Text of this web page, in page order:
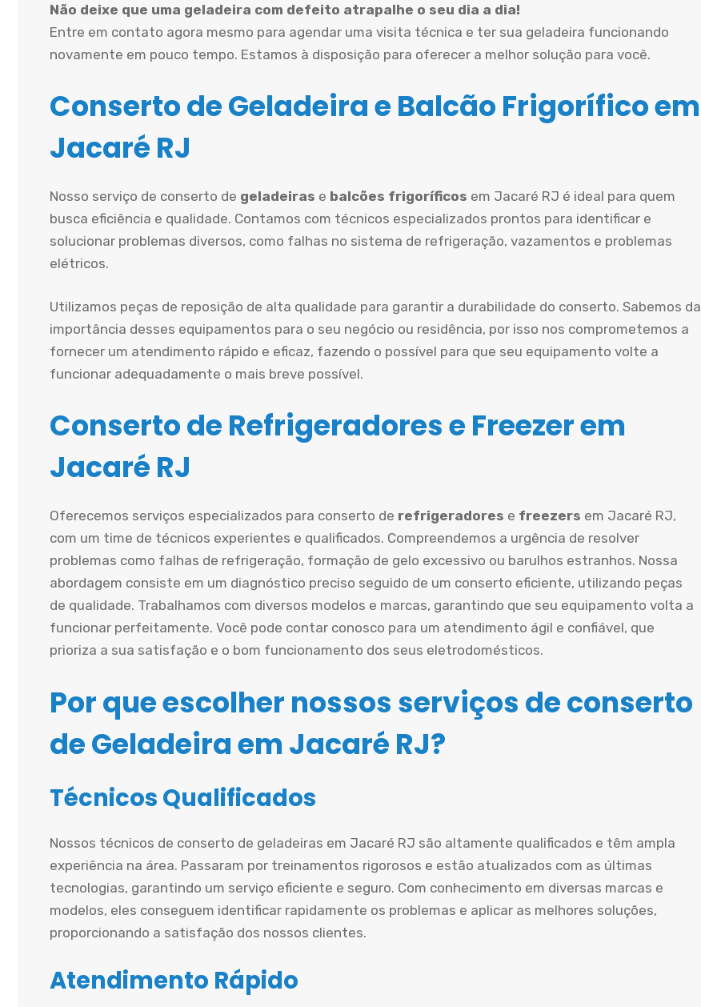
Não deixe que uma geladeira com defeito atrapalhe o seu dia a dia!
Entre em contato agora mesmo para agendar uma visita técnica e ter sua geladeira funcionando
novamente em pouco tempo. Estamos à disposição para oferecer a melhor solução para você.
Conserto de Geladeira e Balcão Frigorífico em
Jacaré RJ
Nosso serviço de conserto de geladeiras e balcões frigoríficos em Jacaré RJ é ideal para quem
busca eficiência e qualidade. Contamos com técnicos especializados prontos para identificar e
solucionar problemas diversos, como falhas no sistema de refrigeração, vazamentos e problemas
elétricos.
Utilizamos peças de reposição de alta qualidade para garantir a durabilidade do conserto. Sabemos da
importância desses equipamentos para o seu negócio ou residência, por isso nos comprometemos a
fornecer um atendimento rápido e eficaz, fazendo o possível para que seu equipamento volte a
funcionar adequadamente o mais breve possível.
Conserto de Refrigeradores e Freezer em
Jacaré RJ
Oferecemos serviços especializados para conserto de refrigeradores e freezers em Jacaré RJ,
com um time de técnicos experientes e qualificados. Compreendemos a urgência de resolver
problemas como falhas de refrigeração, formação de gelo excessivo ou barulhos estranhos. Nossa
abordagem consiste em um diagnóstico preciso seguido de um conserto eficiente, utilizando peças
de qualidade. Trabalhamos com diversos modelos e marcas, garantindo que seu equipamento volta a
funcionar perfeitamente. Você pode contar conosco para um atendimento ágil e confiável, que
prioriza a sua satisfação e o bom funcionamento dos seus eletrodomésticos.
Por que escolher nossos serviços de conserto
de Geladeira em Jacaré RJ?
Técnicos Qualificados
Nossos técnicos de conserto de geladeiras em Jacaré RJ são altamente qualificados e têm ampla
experiência na área. Passaram por treinamentos rigorosos e estão atualizados com as últimas
tecnologias, garantindo um serviço eficiente e seguro. Com conhecimento em diversas marcas e
modelos, eles conseguem identificar rapidamente os problemas e aplicar as melhores soluções,
proporcionando a satisfação dos nossos clientes.
Atendimento Rápido